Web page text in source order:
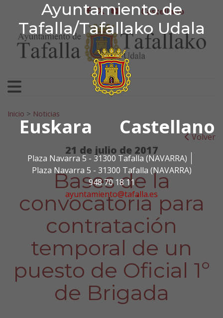
Ayuntamiento de
Tafalla/Tafallako Udala
Euskara Castellano
Plaza Navarra 5 - 31300 Tafalla (NAVARRA)
Plaza Navarra 5 - 31300 Tafalla (NAVARRA)
948 70 18 11
ayuntamiento@tafalla.es
Ir al contenido
Ayuntamiento de
facebook
twitter
youtubeCastellano
Search for:
Inicio > Noticias
Volver
21 de julio de 2017
Bases de la
convocatoria para
contratación
temporal de un
puesto de Oficial 1º
de Brigada